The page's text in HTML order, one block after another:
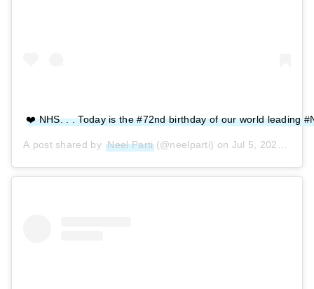
❤️ NHS. . . Today is the #72nd birthday of our world leading
A post shared by Neel Parti(@neelparti) on Jul 5, 2020 at 4:43am PDT